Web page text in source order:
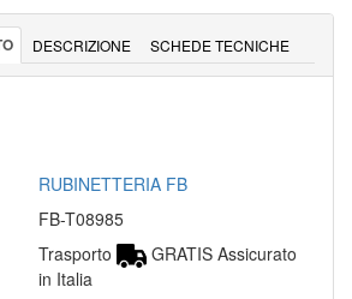
DESCRIZIONE SCHEDE TECNICHE
RUBINETTERIA FB
FB-T08985
Trasporto
GRATIS Assicurato
in Italia